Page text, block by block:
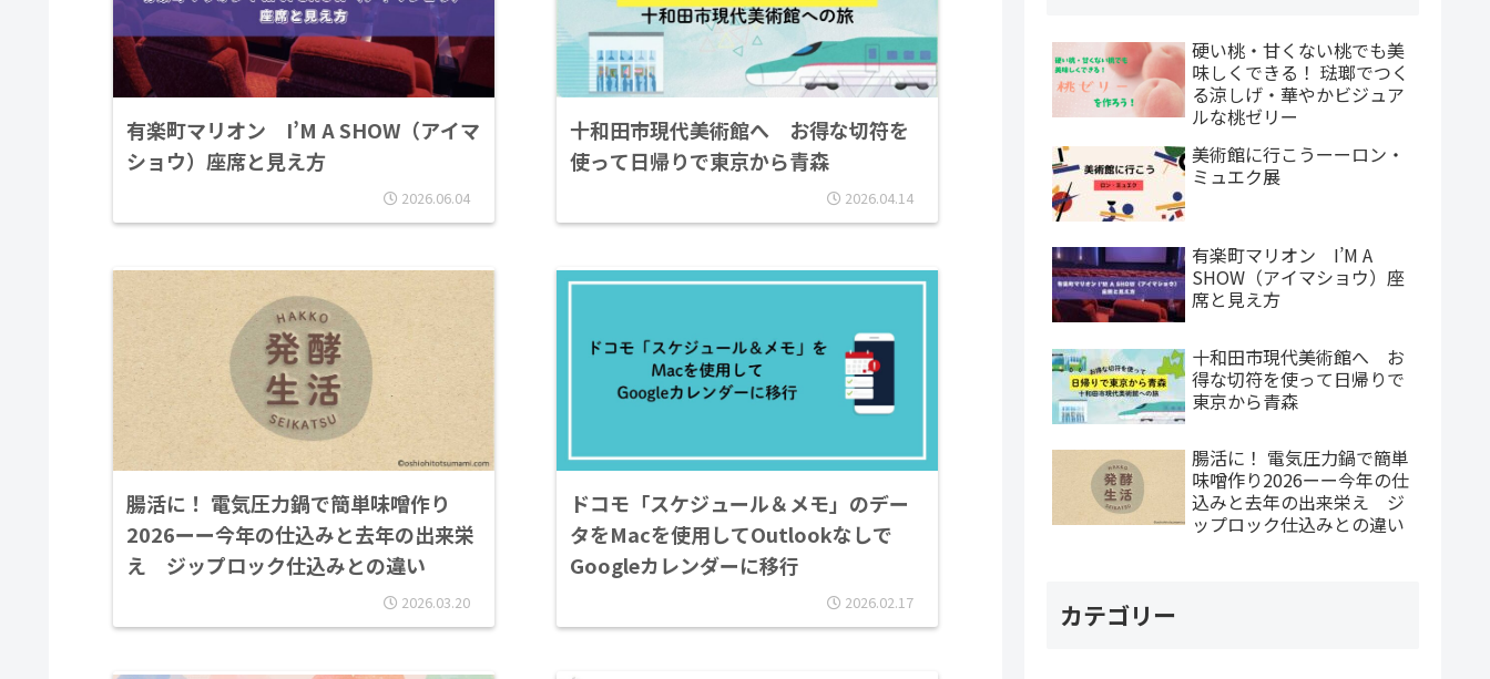
有楽町マリオン I’M A SHOW（アイマ
ショウ）座席と見え方
2026.06.04
十和田市現代美術館へ お得な切符を
使って日帰りで東京から青森
2026.04.14
腸活に！ 電気圧力鍋で簡単味噌作り
2026ーー今年の仕込みと去年の出来栄
え ジップロック仕込みとの違い
2026.03.20
ドコモ「スケジュール＆メモ」のデー
タをMacを使用してOutlookなしで
Googleカレンダーに移行
2026.02.17
硬い桃・甘くない桃でも美
味しくできる！ 琺瑯でつく
る涼しげ・華やかビジュア
ルな桃ゼリー
美術館に行こうーーロン・
ミュエク展
有楽町マリオン I’M A
SHOW（アイマショウ）座
席と見え方
十和田市現代美術館へ お
得な切符を使って日帰りで
東京から青森
腸活に！ 電気圧力鍋で簡単
味噌作り2026ーー今年の仕
込みと去年の出来栄え ジ
ップロック仕込みとの違い
カテゴリー